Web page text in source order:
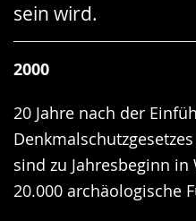
sein wird.
2000
20 Jahre nach der
sind zu Jahresbeginn
20.000 archäologische